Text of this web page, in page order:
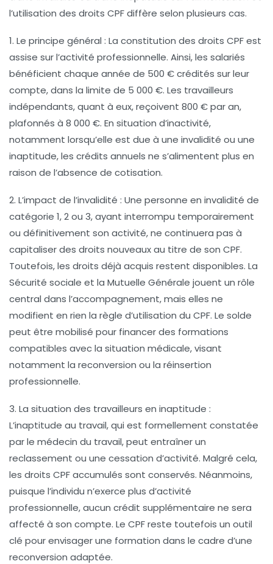
l’utilisation des droits CPF diffère selon plusieurs cas.
1. Le principe général : La constitution des droits CPF est
assise sur l’activité professionnelle. Ainsi, les salariés
bénéficient chaque année de 500 € crédités sur leur
compte, dans la limite de 5 000 €. Les travailleurs
indépendants, quant à eux, reçoivent 800 € par an,
plafonnés à 8 000 €. En situation d’inactivité,
notamment lorsqu’elle est due à une invalidité ou une
inaptitude, les crédits annuels ne s’alimentent plus en
raison de l’absence de cotisation.
2. L’impact de l’invalidité : Une personne en invalidité de
catégorie 1, 2 ou 3, ayant interrompu temporairement
ou définitivement son activité, ne continuera pas à
capitaliser des droits nouveaux au titre de son CPF.
Toutefois, les droits déjà acquis restent disponibles. La
Sécurité sociale et la Mutuelle Générale jouent un rôle
central dans l’accompagnement, mais elles ne
modifient en rien la règle d’utilisation du CPF. Le solde
peut être mobilisé pour financer des formations
compatibles avec la situation médicale, visant
notamment la reconversion ou la réinsertion
professionnelle.
3. La situation des travailleurs en inaptitude :
L’inaptitude au travail, qui est formellement constatée
par le médecin du travail, peut entraîner un
reclassement ou une cessation d’activité. Malgré cela,
les droits CPF accumulés sont conservés. Néanmoins,
puisque l’individu n’exerce plus d’activité
professionnelle, aucun crédit supplémentaire ne sera
affecté à son compte. Le CPF reste toutefois un outil
clé pour envisager une formation dans le cadre d’une
reconversion adaptée.